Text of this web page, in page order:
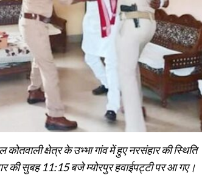
कोतवाली क्षेत्र के उभ्भा गांव में हुए नरसंहार की स्थिति
की सुबह 11:15 बजे म्योरपुर हवाईपट्टी पर आ गए।